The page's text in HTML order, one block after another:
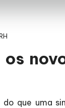
que uma